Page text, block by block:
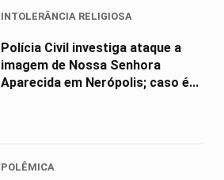
INTOLERÂNCIA RELIGIOSA
Polícia Civil investiga ataque a
imagem de Nossa Senhora
Aparecida em Nerópolis; caso é...
POLÊMICA